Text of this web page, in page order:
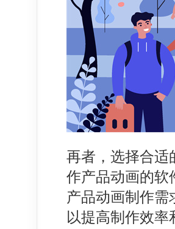
再者，选择合适
作产品动画的软
产品动画制作需
以提高制作效